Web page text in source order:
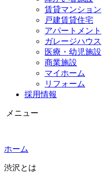
賃貸マンション
戸建賃貸住宅
アパートメント
ガレージハウス
医療・幼児施設
商業施設
マイホーム
リフォーム
採用情報
メニュー
ホーム
渋沢とは